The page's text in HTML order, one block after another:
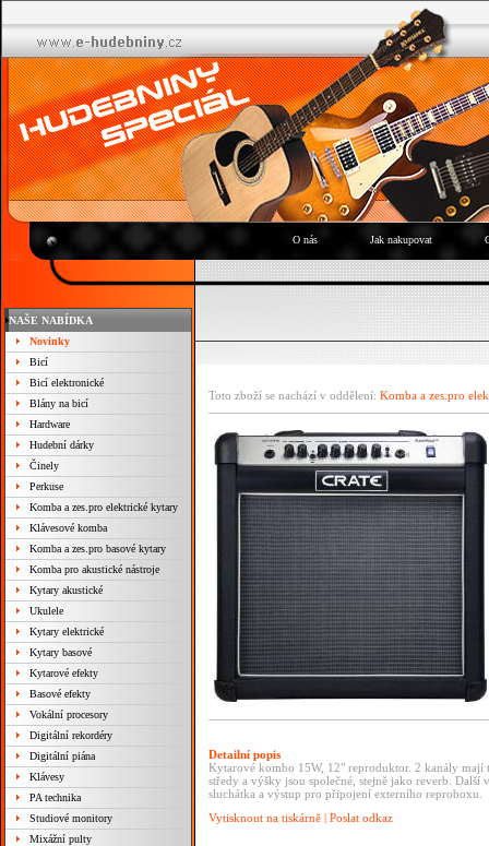
O nás Jak nakupovat
NAŠE NABÍDKA
Novinky
Bicí
Bicí elektronické
Blány na bicí
Hardware
Hudební dárky
Činely
Perkuse
Komba a zes.pro elektrické kytary
Klávesové komba
Komba a zes.pro basové kytary
Komba pro akustické nástroje
Kytary akustické
Ukulele
Kytary elektrické
Kytary basové
Kytarové efekty
Basové efekty
Vokální procesory
Digitální rekordéry
Digitální piána
Klávesy
PA technika
Studiové monitory
Mixážní pulty
Toto zboží se nachází v oddělení: Komba a zes.pro
Detailní popis
Kytarové kombo 15W, 12" reproduktor. 2 kanály mají
středy a výšky jsou společné, stejně jako reverb.
sluchátka a výstup pro připojení externího reproboxu.
Vytisknout na tiskárně | Poslat odkaz